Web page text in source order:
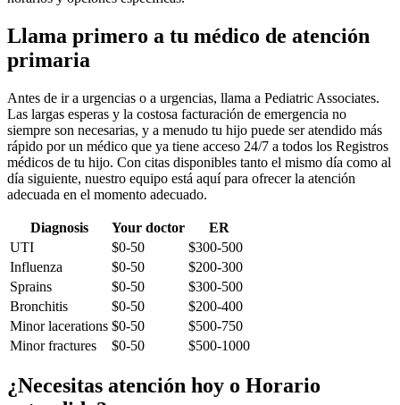
Llama primero a tu médico de atención
primaria
Antes de ir a urgencias o a urgencias, llama a Pediatric Associates.
Las largas esperas y la costosa facturación de emergencia no
siempre son necesarias, y a menudo tu hijo puede ser atendido más
rápido por un médico que ya tiene acceso 24/7 a todos los Registros
médicos de tu hijo. Con citas disponibles tanto el mismo día como al
día siguiente, nuestro equipo está aquí para ofrecer la atención
adecuada en el momento adecuado.
Diagnosis Your doctor
ER
UTI
$0-50
$300-500
Influenza
$0-50
$200-300
Sprains
$0-50
$300-500
Bronchitis
$0-50
$200-400
Minor lacerations $0-50
$500-750
Minor fractures
$0-50 $500-1000
¿Necesitas atención hoy o Horario